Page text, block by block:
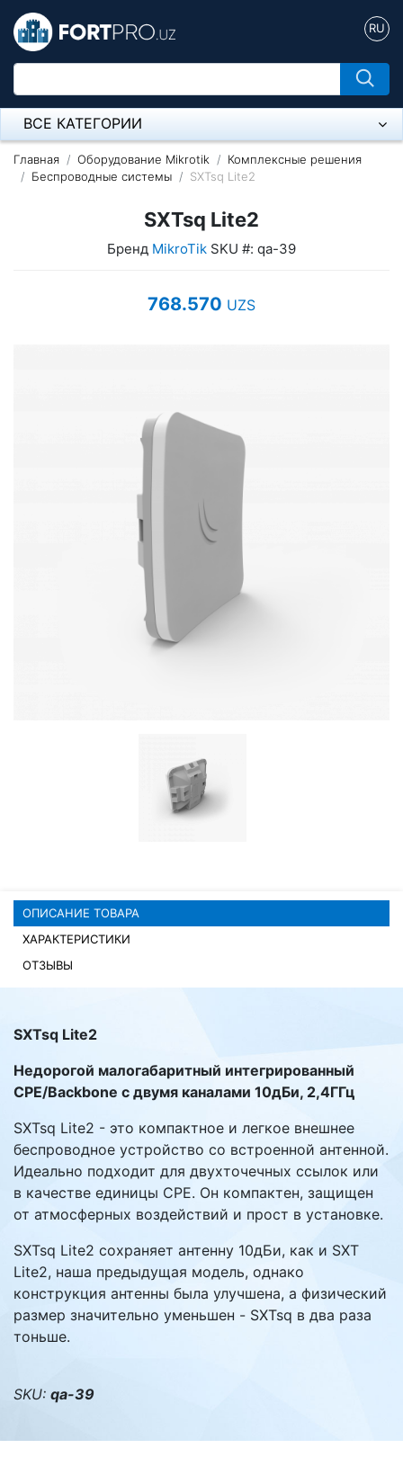
RU
ВСЕ КАТЕГОРИИ
Микрофон
UPS Источники бесперебойного питания
Мышки и Клавиатуры
Сетевое оборудование
Системы охлаждения
Главная Оборудование Mikrotik
Комплексные решения
Беспроводные системы
SXTsq Lite2
SXTsq Lite2
Бренд MikroTik SKU #: qa-39
768.570 UZS
ОПИСАНИЕ ТОВАРА
ХАРАКТЕРИСТИКИ
ОТЗЫВЫ
SXTsq Lite2
Недорогой малогабаритный интегрированный
CPE/Backbone с двумя каналами 10дБи, 2,4ГГц
SXTsq Lite2 - это компактное и легкое внешнее
беспроводное устройство со встроенной антенной.
Идеально подходит для двухточечных ссылок или
в качестве единицы CPE. Он компактен, защищен
от атмосферных воздействий и прост в установке.
SXTsq Lite2 сохраняет антенну 10дБи, как и SXT
Lite2, наша предыдущая модель, однако
конструкция антенны была улучшена, а физический
размер значительно уменьшен - SXTsq в два раза
тоньше.
SKU: qa-39